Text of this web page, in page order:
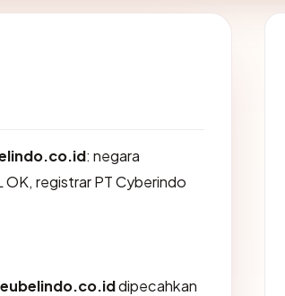
: negara
OK, registrar PT Cyberindo
dipecahkan